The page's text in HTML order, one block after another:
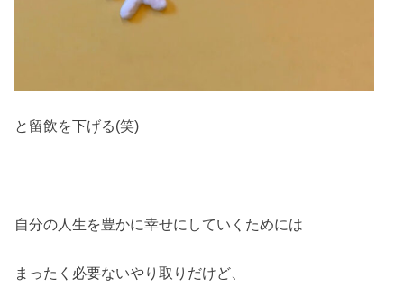
と留飲を下げる(笑)
自分の人生を豊かに幸せにしていくためには
まったく必要ないやり取りだけど、